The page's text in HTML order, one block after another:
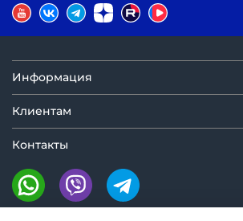
Информация
Клиентам
Контакты